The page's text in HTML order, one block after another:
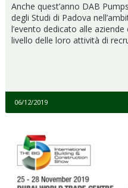
Anche quest’anno DAB
degli Studi di Padova
l’evento dedicato alle
livello delle loro attività di
06/12/2019